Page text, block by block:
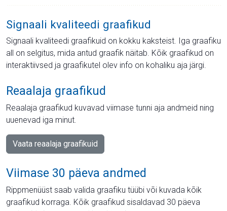
Signaali kvaliteedi graafikud
Signaali kvaliteedi graafikuid on kokku kaksteist. Iga graafiku
all on selgitus, mida antud graafik näitab. Kõik graafikud on
interaktiivsed ja graafikutel olev info on kohaliku aja järgi.
Reaalaja graafikud
Reaalaja graafikud kuvavad viimase tunni aja andmeid ning
uuenevad iga minut.
Vaata reaalaja graafikuid
Viimase 30 päeva andmed
Rippmenüüst saab valida graafiku tüübi või kuvada kõik
graafikud korraga. Kõik graafikud sisaldavad 30 päeva